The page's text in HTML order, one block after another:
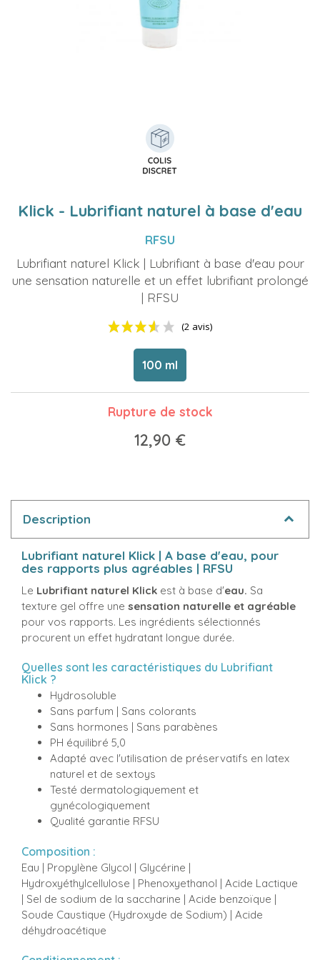
Klick - Lubrifiant naturel à base d'eau
RFSU
Lubrifiant naturel Klick | Lubrifiant à base d'eau pour
une sensation naturelle et un effet lubrifiant prolongé
| RFSU
100 ml
Rupture de stock
12,90 €
Description
Lubrifiant naturel Klick | A base d'eau, pour
des rapports plus agréables | RFSU
Le Lubrifiant naturel Klick est à base d'eau. Sa
texture gel offre une sensation naturelle et agréable
pour vos rapports. Les ingrédients sélectionnés
procurent un effet hydratant longue durée.
Quelles sont les caractéristiques du Lubrifiant
Klick ?
Hydrosoluble
Sans parfum | Sans colorants
Sans hormones | Sans parabènes
PH équilibré 5,0
Adapté avec l'utilisation de préservatifs en latex
naturel et de sextoys
Testé dermatologiquement et
gynécologiquement
Qualité garantie RFSU
Composition :
Eau | Propylène Glycol | Glycérine |
Hydroxyéthylcellulose | Phenoxyethanol | Acide Lactique
| Sel de sodium de la saccharine | Acide benzoïque |
Soude Caustique (Hydroxyde de Sodium) | Acide
déhydroacétique